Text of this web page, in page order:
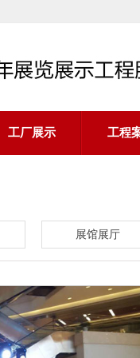
工厂展示 工程
展馆展厅